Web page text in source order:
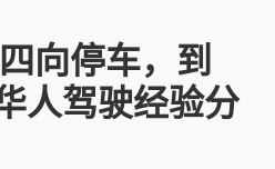
向停车，到
人驾驶经验分